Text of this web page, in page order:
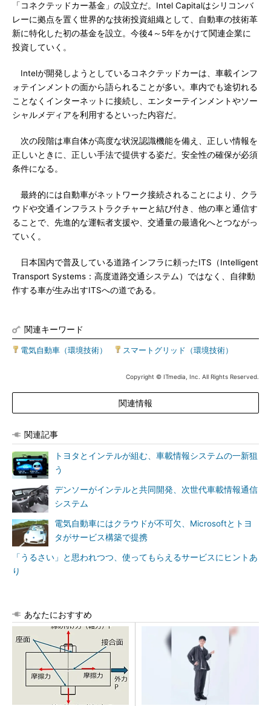
「コネクテッドカー基金」の設立だ。Intel Capitalはシリコンバ
レーに拠点を置く世界的な技術投資組織として、自動車の技術革
新に特化した初の基金を設立。今後4～5年をかけて関連企業に
投資していく。
Intelが開発しようとしているコネクテッドカーは、車載インフ
ォテインメントの面から語られることが多い。車内でも途切れる
ことなくインターネットに接続し、エンターテインメントやソー
シャルメディアを利用するといった内容だ。
次の段階は車自体が高度な状況認識機能を備え、正しい情報を
正しいときに、正しい手法で提供する姿だ。安全性の確保が必須
条件になる。
最終的には自動車がネットワーク接続されることにより、クラ
ウドや交通インフラストラクチャーと結び付き、他の車と通信す
ることで、先進的な運転者支援や、交通量の最適化へとつながっ
ていく。
日本国内で普及している道路インフラに頼ったITS（Intelligent
Transport Systems：高度道路交通システム）ではなく、自律動
作する車が生み出すITSへの道である。
関連キーワード
電気自動車（環境技術） スマートグリッド（環境技術）
Copyright © ITmedia, Inc. All Rights Reserved.
関連情報
関連記事
トヨタとインテルが組む、車載情報システムの一新狙
う
デンソーがインテルと共同開発、次世代車載情報通信
システム
電気自動車にはクラウドが不可欠、Microsoftとトヨ
タがサービス構築で提携
「うるさい」と思われつつ、使ってもらえるサービスにヒントあ
り
あなたにおすすめ